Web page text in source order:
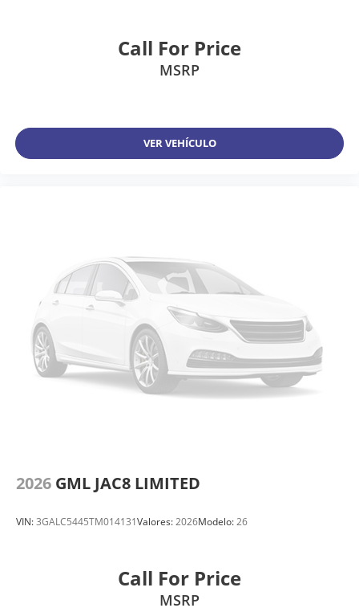
Call For Price
MSRP
VER VEHÍCULO
2026 GML JAC8 LIMITED
VIN:3GALC5445TM014131Valores:2026Modelo:26
Call For Price
MSRP